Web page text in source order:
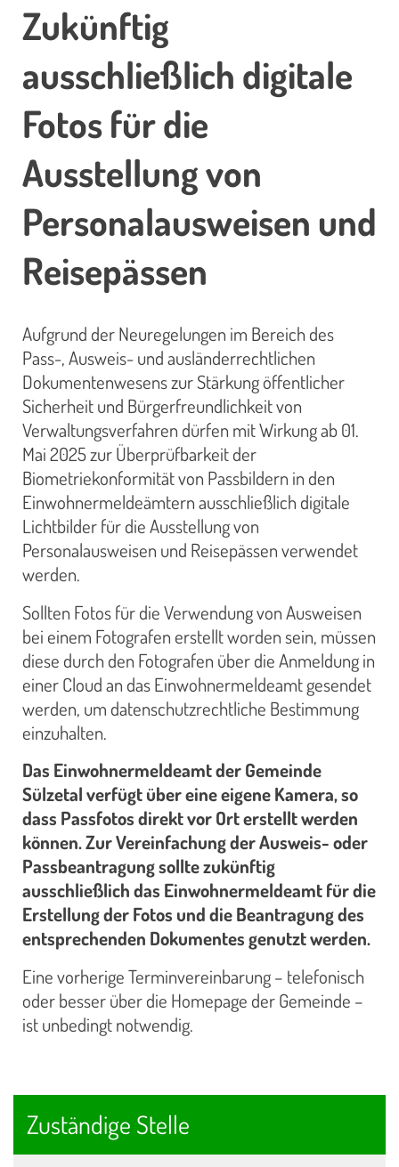
Zukünftig
ausschließlich digitale
Fotos für die
Ausstellung von
Personalausweisen und
Reisepässen
Aufgrund der Neuregelungen im Bereich des
Pass-, Ausweis- und ausländerrechtlichen
Dokumentenwesens zur Stärkung öffentlicher
Sicherheit und Bürgerfreundlichkeit von
Verwaltungsverfahren dürfen mit Wirkung ab 01.
Mai 2025 zur Überprüfbarkeit der
Biometriekonformität von Passbildern in den
Einwohnermeldeämtern ausschließlich digitale
Lichtbilder für die Ausstellung von
Personalausweisen und Reisepässen verwendet
werden.
Sollten Fotos für die Verwendung von Ausweisen
bei einem Fotografen erstellt worden sein, müssen
diese durch den Fotografen über die Anmeldung in
einer Cloud an das Einwohnermeldeamt gesendet
werden, um datenschutzrechtliche Bestimmung
einzuhalten.
Das Einwohnermeldeamt der Gemeinde
Sülzetal verfügt über eine eigene Kamera, so
dass Passfotos direkt vor Ort erstellt werden
können. Zur Vereinfachung der Ausweis- oder
Passbeantragung sollte zukünftig
ausschließlich das Einwohnermeldeamt für die
Erstellung der Fotos und die Beantragung des
entsprechenden Dokumentes genutzt werden.
Eine vorherige Terminvereinbarung – telefonisch
oder besser über die Homepage der Gemeinde –
ist unbedingt notwendig.
Zuständige Stelle